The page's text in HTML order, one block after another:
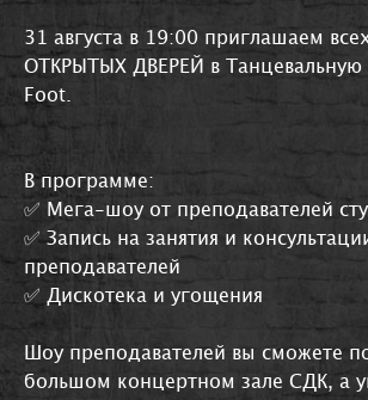
31 августа в 19:00 приглашаем
ОТКРЫТЫХ ДВЕРЕЙ в Танцевальную
Foot.
В программе:
✅ Мега-шоу от преподавателей
✅ Запись на занятия и
преподавателей
✅ Дискотека и угощения
Шоу преподавателей вы сможете
большом концертном зале СДК, а